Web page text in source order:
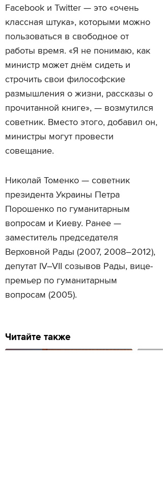
Facebook и Twitter — это «очень
классная штука», которыми можно
пользоваться в свободное от
работы время. «Я не понимаю, как
министр может днём ​​сидеть и
строчить свои философские
размышления о жизни, рассказы о
прочитанной книге», — возмутился
советник. Вместо этого, добавил он,
министры могут провести
совещание.
Николай Томенко — советник
президента Украины Петра
Порошенко по гуманитарным
вопросам и Киеву. Ранее —
заместитель председателя
Верховной Рады (2007, 2008–2012),
депутат IV–VII созывов Рады, вице-
премьер по гуманитарным
вопросам (2005).
Читайте также